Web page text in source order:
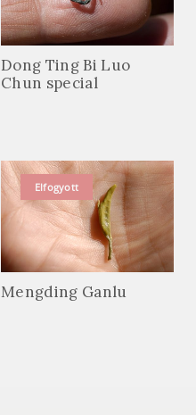
Dong Ting Bi Luo
Chun special
Elfogyott
Mengding Ganlu